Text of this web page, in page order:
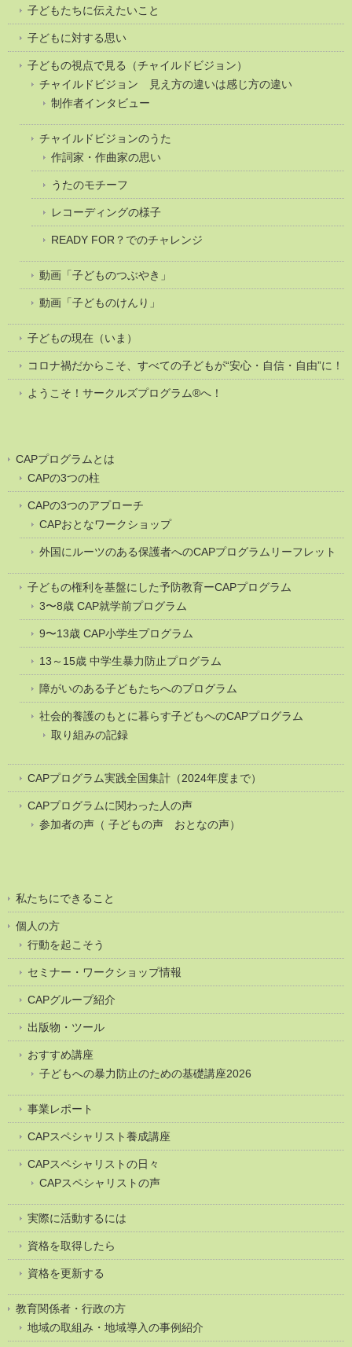
子どもたちに伝えたいこと
子どもに対する思い
子どもの視点で見る（チャイルドビジョン）
チャイルドビジョン 見え方の違いは感じ方の違い
制作者インタビュー
チャイルドビジョンのうた
作詞家・作曲家の思い
うたのモチーフ
レコーディングの様子
READY FOR？でのチャレンジ
動画「子どものつぶやき」
動画「子どものけんり」
子どもの現在（いま）
コロナ禍だからこそ、すべての子どもが“安心・自信・自由”に！
ようこそ！サークルズプログラム®へ！
CAPプログラムとは
CAPの3つの柱
CAPの3つのアプローチ
CAPおとなワークショップ
外国にルーツのある保護者へのCAPプログラムリーフレット
子どもの権利を基盤にした予防教育ーCAPプログラム
3〜8歳 CAP就学前プログラム
9〜13歳 CAP小学生プログラム
13～15歳 中学生暴力防止プログラム
障がいのある子どもたちへのプログラム
社会的養護のもとに暮らす子どもへのCAPプログラム
取り組みの記録
CAPプログラム実践全国集計（2024年度まで）
CAPプログラムに関わった人の声
参加者の声（ 子どもの声 おとなの声）
私たちにできること
個人の方
行動を起こそう
セミナー・ワークショップ情報
CAPグループ紹介
出版物・ツール
おすすめ講座
子どもへの暴力防止のための基礎講座2026
事業レポート
CAPスペシャリスト養成講座
CAPスペシャリストの日々
CAPスペシャリストの声
実際に活動するには
資格を取得したら
資格を更新する
教育関係者・行政の方
地域の取組み・地域導入の事例紹介